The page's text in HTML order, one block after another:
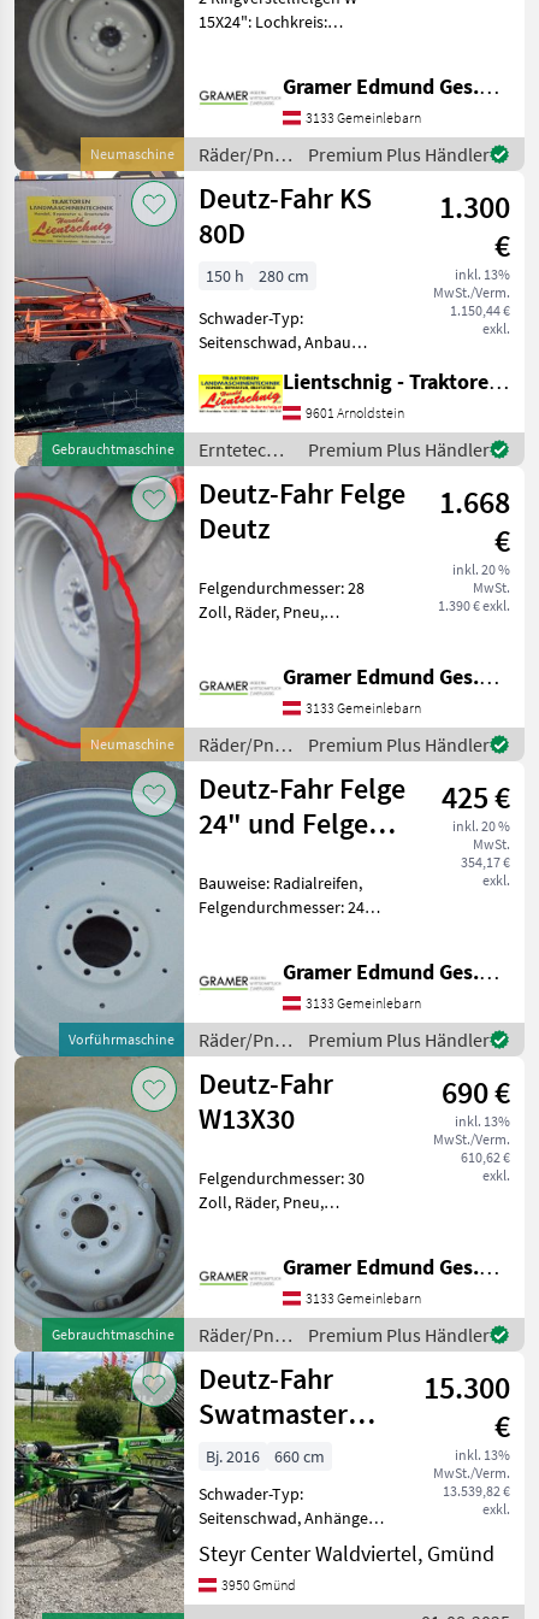
Neumaschine
15X24": Lochkreis:
Alliance Reifen, Preis für 2
Räder: € 2.290, - inkl. MwSt.
und 2 Ringv
Gramer Edmund Ges.m.b.H.
3133 Gemeinlebarn
Räder/Pneu/Felgen
/ Deutz
Fahr
Premium Plus Händler
Gebrauchtmaschine
Deutz-Fahr KS
80D
1.300
€
inkl. 13%
MwSt./Verm.
1.150,44 €
exkl.
150 h
280 cm
Schwader-Typ:
Seitenschwad, Anbau
steht ein Kreiselschwader
der renommierten Marke
Deutz-Fahr, Modell KS 80,
der mit einem
Dreipunktanbau ausgest
Lientschnig - Traktoren und Landmaschinentechnik
9601 Arnoldstein
Erntetechnik
Grünland /
Deutz Fahr
Premium Plus Händler
Neumaschine
Deutz-Fahr Felge
Deutz
1.668
€
inkl. 20 %
MwSt.
1.390 € exkl.
Felgendurchmesser: 28
Zoll, Räder, Pneu,
Sonstiges NEUE
Verstellfelge W14x28 Preis
für 2 Stück! Lochkreis
8x205mm, Innenloch 140
Gramer Edmund Ges.m.b.H.
3133 Gemeinlebarn
Räder/Pneu/Felgen
/ Deutz
Fahr
Premium Plus Händler
Vorführmaschine
Deutz-Fahr Felge
24" und Felge
425 €
inkl. 20 %
MwSt.
354,17 €
exkl.
Bauweise: Radialreifen,
Felgendurchmesser: 24
Pflegeräder, Felgen,
Sonstiges 2 Fixfelgen
(W16x24, Lattenmaß außen
240mm Teilkreis 1
Gramer Edmund Ges.m.b.H.
3133 Gemeinlebarn
Räder/Pneu/Felgen
/ Deutz
Fahr
Premium Plus Händler
Gebrauchtmaschine
Deutz-Fahr
W13X30
690 €
inkl. 13%
MwSt./Verm.
610,62 €
exkl.
Felgendurchmesser: 30
Zoll, Räder, Pneu,
Sonstiges 1 gebrauchte
Verstellfelge (bestehend
aus Felgenstern
0.157.5551.0/20 und Felg
Gramer Edmund Ges.m.b.H.
3133 Gemeinlebarn
Räder/Pneu/Felgen
/ Deutz
Fahr
Premium Plus Händler
Deutz-Fahr
Swatmaster
7132 Evo
15.300
€
inkl. 13%
MwSt./Verm.
13.539,82 €
exkl.
Bj. 2016
660 cm
Schwader-Typ:
Seitenschwad, Anhänge
Schwader, Beleuchtung,
Lenkachse,
Nachlaufeinrichtung,
Steyr Center Waldviertel, Gmünd
3950 Gmünd